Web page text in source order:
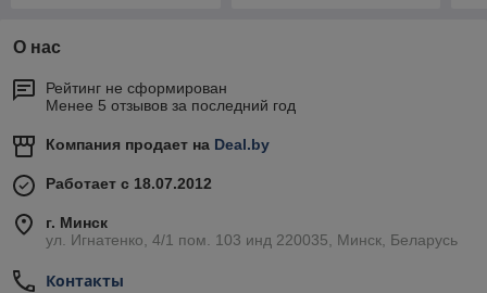
О нас
Рейтинг не сформирован
Менее 5 отзывов за последний год
Компания продает на Deal.by
Работает с 18.07.2012
г. Минск
ул. Игнатенко, 4/1 пом. 103 инд 220035, Минск, Беларусь
Контакты